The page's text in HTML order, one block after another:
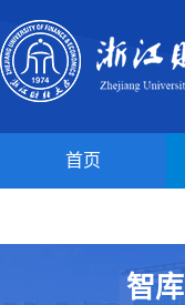
首页
智库